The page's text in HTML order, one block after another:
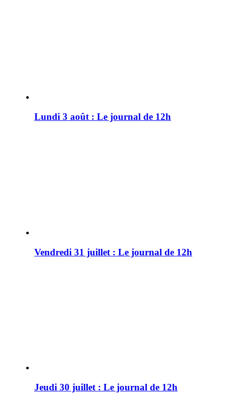
Lundi 3 août : Le journal de 12h
Vendredi 31 juillet : Le journal de 12h
Jeudi 30 juillet : Le journal de 12h